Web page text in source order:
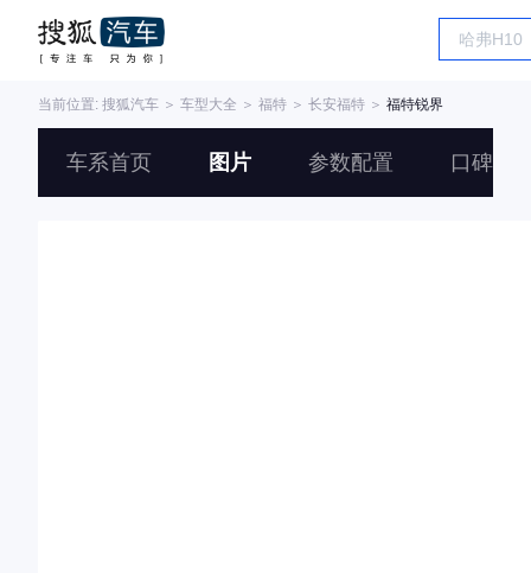
当前位置: 搜狐汽车 ＞ 车型大全 ＞ 福特 ＞ 长安福特 ＞ 福特锐界
车系首页 图片 参数配置 口碑